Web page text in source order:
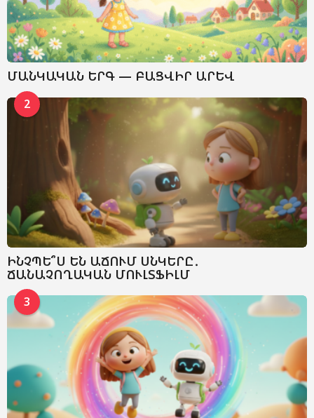
ՄԱՆԿԱԿԱՆ ԵՐԳ — ԲԱՑՎԻՐ ԱՐԵՎ
2
ԻՆՉՊԵ՞Ս ԵՆ ԱՃՈՒՄ ՍՆԿԵՐԸ․
ՃԱՆԱՉՈՂԱԿԱՆ ՄՈՒԼՏՖԻԼՄ
3